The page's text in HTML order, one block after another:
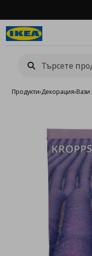
Продукти›Декорация›Вази